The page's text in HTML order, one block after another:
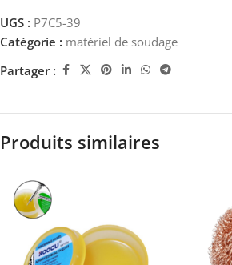
UGS : P7C5-39
Catégorie : matériel de soudage
Partager :
Produits similaires